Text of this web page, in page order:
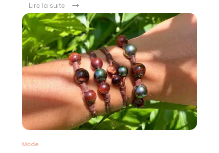
Lire la suite
Mode